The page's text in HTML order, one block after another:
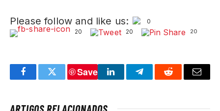
Please follow and like us:
0
20
20 20
FacebookTwitter
Save
LinkedInTelegramReddit Email